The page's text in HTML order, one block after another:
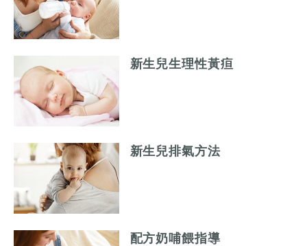
新生兒生理性黃疸
新生兒排氣方法
配方奶哺餵指導